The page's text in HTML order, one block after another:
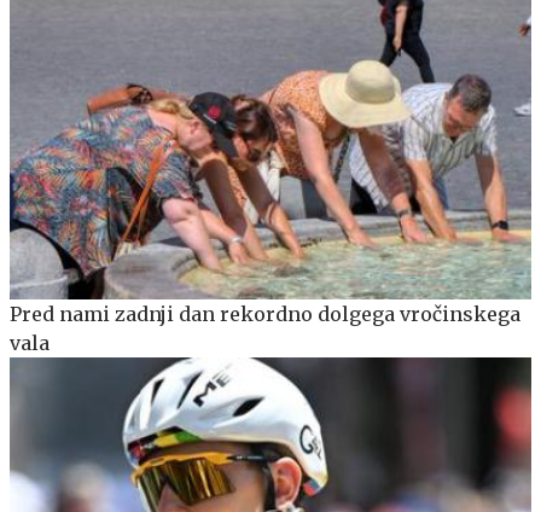
Pred nami zadnji dan rekordno dolgega vročinskega
vala